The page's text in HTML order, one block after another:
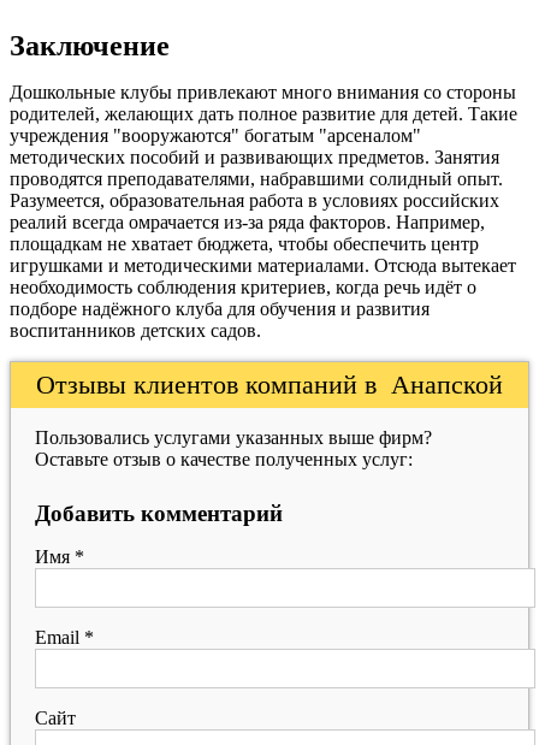
Заключение
Дошкольные клубы привлекают много внимания со стороны
родителей, желающих дать полное развитие для детей. Такие
учреждения "вооружаются" богатым "арсеналом"
методических пособий и развивающих предметов. Занятия
проводятся преподавателями, набравшими солидный опыт.
Разумеется, образовательная работа в условиях российских
реалий всегда омрачается из-за ряда факторов. Например,
площадкам не хватает бюджета, чтобы обеспечить центр
игрушками и методическими материалами. Отсюда вытекает
необходимость соблюдения критериев, когда речь идёт о
подборе надёжного клуба для обучения и развития
воспитанников детских садов.
Отзывы клиентов компаний в Анапской
Пользовались услугами указанных выше фирм?
Оставьте отзыв о качестве полученных услуг:
Добавить комментарий
Имя *
Email *
Сайт